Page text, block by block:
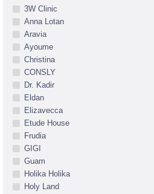
3W Clinic
Anna Lotan
Aravia
Ayoume
Christina
CONSLY
Dr. Kadir
Eldan
Elizavecca
Etude House
Frudia
GIGI
Guam
Holika Holika
Holy Land